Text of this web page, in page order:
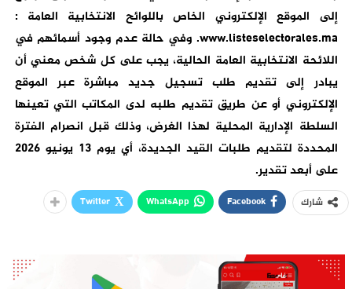
إلى الموقع الإلكتروني الخاص باللوائح الانتخابية العامة :
www.listeselectorales.ma. وفي حالة عدم وجود أسمائهم في
اللائحة الانتخابية العامة الحالية، يجب على كل شخص معني أن
يبادر إلى تقديم طلب تسجيل جديد مباشرة عبر الموقع
الإلكتروني أو عن طريق تقديم طلبه لدى المكاتب التي تعينها
السلطة الإدارية المحلية لهذا الغرض، وذلك قبل انصرام الفترة
المحددة لتقديم طلبات القيد الجديدة، أي يوم 13 يونيو 2026
على أبعد تقدير.
شارك Facebook
WhatsApp
Twitter